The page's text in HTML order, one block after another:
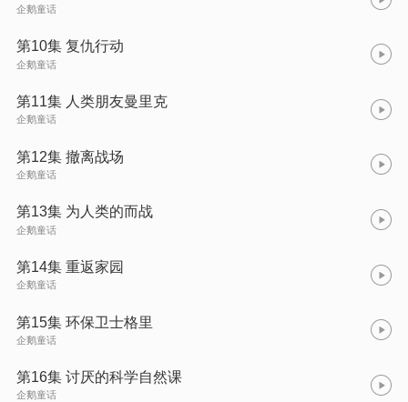
企鹅童话
第10集 复仇行动
企鹅童话
第11集 人类朋友曼里克
企鹅童话
第12集 撤离战场
企鹅童话
第13集 为人类的而战
企鹅童话
第14集 重返家园
企鹅童话
第15集 环保卫士格里
企鹅童话
第16集 讨厌的科学自然课
企鹅童话